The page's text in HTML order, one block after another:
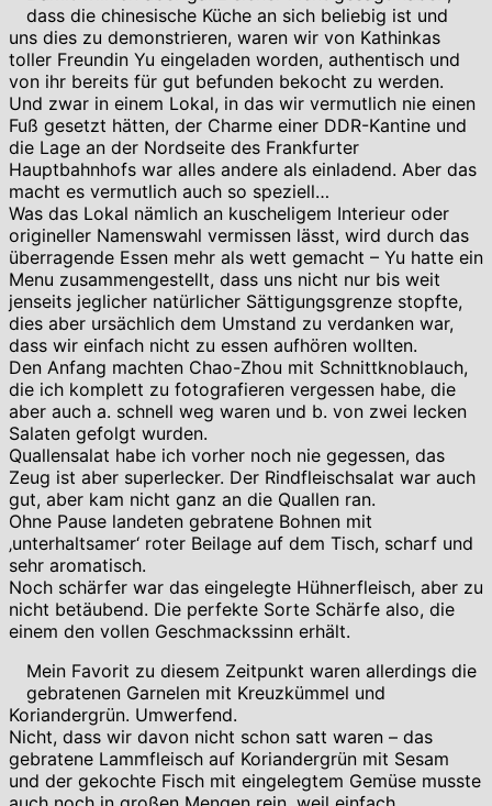
dass die chinesische Küche an sich beliebig ist und
uns dies zu demonstrieren, waren wir von Kathinkas
toller Freundin Yu eingeladen worden, authentisch und
von ihr bereits für gut befunden bekocht zu werden.
Und zwar in einem Lokal, in das wir vermutlich nie einen
Fuß gesetzt hätten, der Charme einer DDR-Kantine und
die Lage an der Nordseite des Frankfurter
Hauptbahnhofs war alles andere als einladend. Aber das
macht es vermutlich auch so speziell…
Was das Lokal nämlich an kuscheligem Interieur oder
origineller Namenswahl vermissen lässt, wird durch das
überragende Essen mehr als wett gemacht – Yu hatte ein
Menu zusammengestellt, dass uns nicht nur bis weit
jenseits jeglicher natürlicher Sättigungsgrenze stopfte,
dies aber ursächlich dem Umstand zu verdanken war,
dass wir einfach nicht zu essen aufhören wollten.
Den Anfang machten Chao-Zhou mit Schnittknoblauch,
die ich komplett zu fotografieren vergessen habe, die
aber auch a. schnell weg waren und b. von zwei lecken
Salaten gefolgt wurden.
Quallensalat habe ich vorher noch nie gegessen, das
Zeug ist aber superlecker. Der Rindfleischsalat war auch
gut, aber kam nicht ganz an die Quallen ran.
Ohne Pause landeten gebratene Bohnen mit
‚unterhaltsamer‘ roter Beilage auf dem Tisch, scharf und
sehr aromatisch.
Noch schärfer war das eingelegte Hühnerfleisch, aber zu
nicht betäubend. Die perfekte Sorte Schärfe also, die
einem den vollen Geschmackssinn erhält.
Mein Favorit zu diesem Zeitpunkt waren allerdings die
gebratenen Garnelen mit Kreuzkümmel und
Koriandergrün. Umwerfend.
Nicht, dass wir davon nicht schon satt waren – das
gebratene Lammfleisch auf Koriandergrün mit Sesam
und der gekochte Fisch mit eingelegtem Gemüse musste